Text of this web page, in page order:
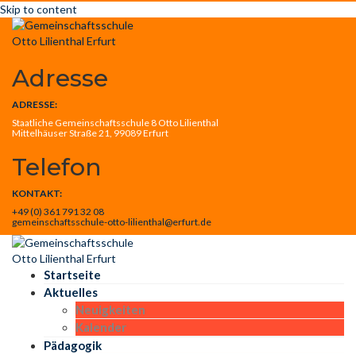
Skip to content
Adresse
ADRESSE:
Staatliche Gemeinschaftsschule 8 Otto Lilienthal
Mittelhäuser Straße 21, 99089 Erfurt
Telefon
KONTAKT:
+49 (0) 361 791 32 08
gemeinschaftsschule-otto-lilienthal@erfurt.de
Startseite
Aktuelles
Neuigkeiten
Kalender
Pädagogik